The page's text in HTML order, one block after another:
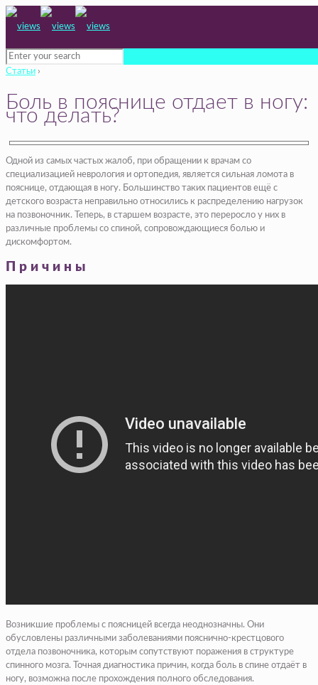
Статьи ›
Боль в пояснице отдает в ногу:
что делать?
Одной из самых частых жалоб, при обращении к врачам со
специализацией неврология и ортопедия, является сильная ломота в
пояснице, отдающая в ногу. Большинство таких пациентов ещё с
детского возраста неправильно относились к распределению нагрузок
на позвоночник. Теперь, в старшем возрасте, это переросло у них в
различные проблемы со спиной, сопровождающиеся болью и
дискомфортом.
Причины
Возникшие проблемы с поясницей всегда неоднозначны. Они
обусловлены различными заболеваниями пояснично-крестцового
отдела позвоночника, которым сопутствуют поражения в структуре
спинного мозга. Точная диагностика причин, когда боль в спине отдаёт в
ногу, возможна после прохождения полного обследования.